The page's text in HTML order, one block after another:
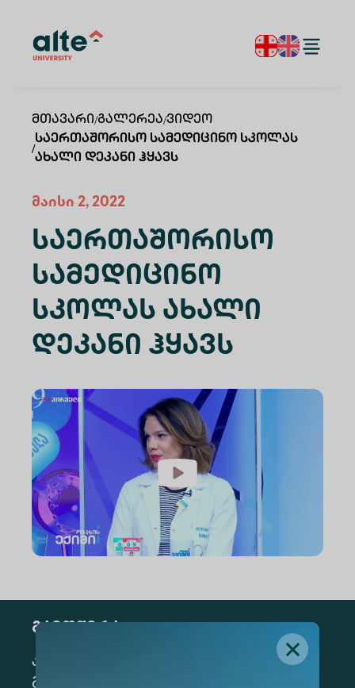
Მთავარი/Გალერეა/Ვიდეო
/
Საერთაშორისო Სამედიცინო Სკოლას
Ახალი Დეკანი Ჰყავს
მაისი 2, 2022
Საერთაშორისო
Სამედიცინო
Სკოლას Ახალი
Დეკანი Ჰყავს
გამოწერა
კონკრეტული მიმართულების
გამოსაწერად, მონიშნეთ შესაბამისი